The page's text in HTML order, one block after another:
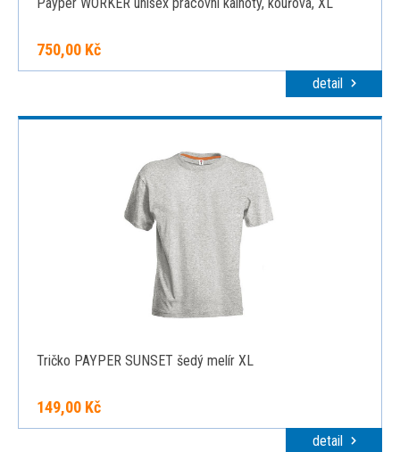
750,00 Kč
detail
Tričko PAYPER SUNSET šedý melír XL
149,00 Kč
detail